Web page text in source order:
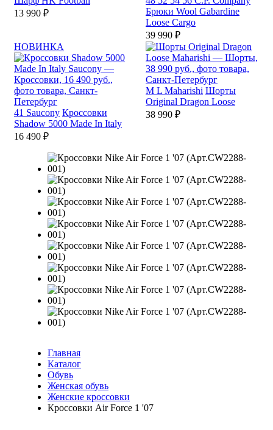
13 990 ₽
Брюки Wool Gabardine
Loose Cargo
39 990 ₽
НОВИНКА
41 Saucony Кроссовки
Shadow 5000 Made In Italy
16 490 ₽
M L Maharishi Шорты
Original Dragon Loose
38 990 ₽
Главная
Каталог
Обувь
Женская обувь
Женские кроссовки
Кроссовки Air Force 1 '07